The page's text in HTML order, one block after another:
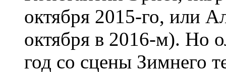
октября 2015-го, или
октября в 2016-м). Но
год со сцены Зимнего